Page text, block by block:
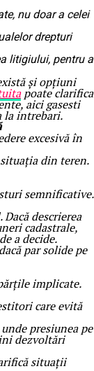
nu doar a celei
drepturi
litigiului, pentru a
și opțiuni
poate clarifica
aici gasesti
la intrebari.
excesivă în
din teren.
semnificative.
descrierea
cadastrale,
a decide.
par solide pe
implicate.
care evită
presiunea pe
dezvoltări
situații